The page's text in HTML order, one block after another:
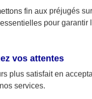
fin aux préjugés
pour
vos attentes
plus satisfait en
services.